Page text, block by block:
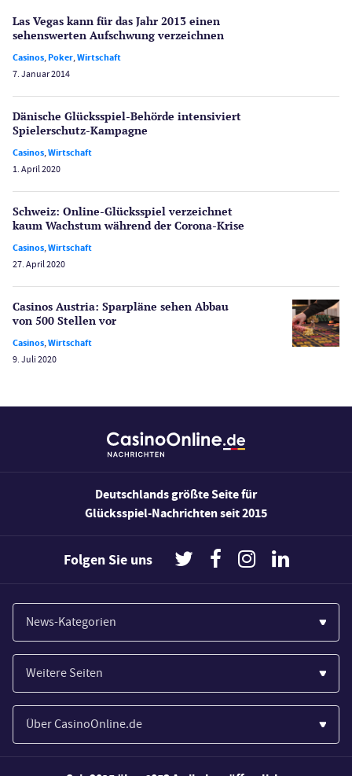
Lotterie
Poker
Schlagzeilen
Spiele
Spielerschutz
Sport
Wetten
Wirtschaft
Merkur Casinos
Spielautomaten
Casino Testberichte
Bonus Ohne Einzahlung
Slot Freispiele
Las Vegas kann für das Jahr 2013 einen
sehenswerten Aufschwung verzeichnen
Casinos,Poker,Wirtschaft
7. Januar 2014
Dänische Glücksspiel-Behörde intensiviert
Spielerschutz-Kampagne
Casinos,Wirtschaft
1. April 2020
Schweiz: Online-Glücksspiel verzeichnet
kaum Wachstum während der Corona-Krise
Casinos,Wirtschaft
27. April 2020
Casinos Austria: Sparpläne sehen Abbau
von 500 Stellen vor
Casinos,Wirtschaft
9. Juli 2020
Deutschlands größte Seite für
Glücksspiel-Nachrichten seit 2015
Folgen Sie uns
News-Kategorien
Casinos
Wirtschaft
Spiele
Weitere Seiten
Paypal Casinos
Novoline Casinos
Merkur Casinos
Über CasinoOnline.de